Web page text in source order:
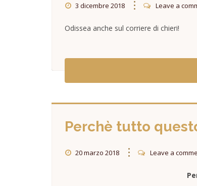
3 dicembre 2018 Leave a
Odissea anche sul corriere di chieri!
Perchè tutto
20 marzo 2018 Leave a